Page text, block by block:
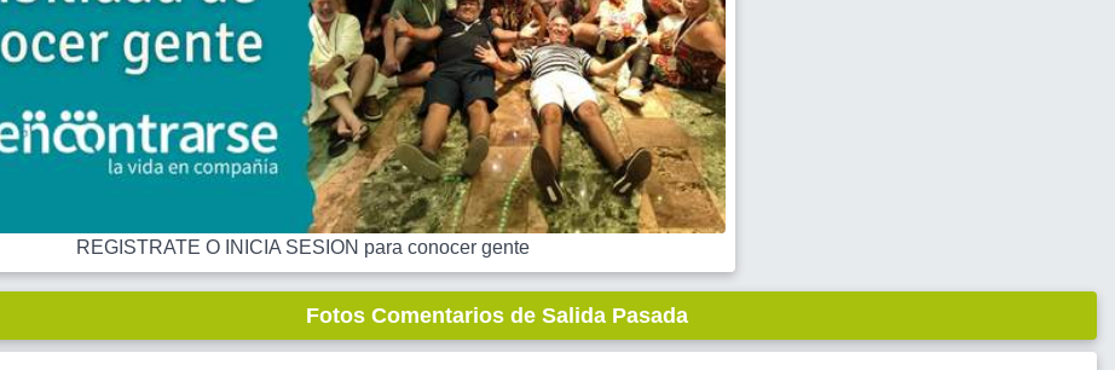
REGISTRATE O INICIA SESION para conocer gente
Fotos Comentarios de Salida Pasada